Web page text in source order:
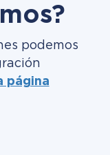
podemos
página